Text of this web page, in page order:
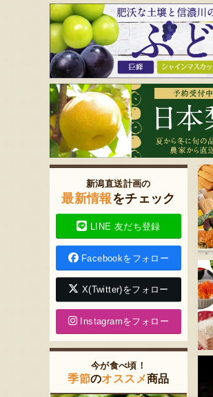
新潟直送計画の
最新情報をチェック
LINE 友だち登録
Facebookをフォロー
X(Twitter)をフォロー
Instagramをフォロー
今が食べ頃！
季節のオススメ商品